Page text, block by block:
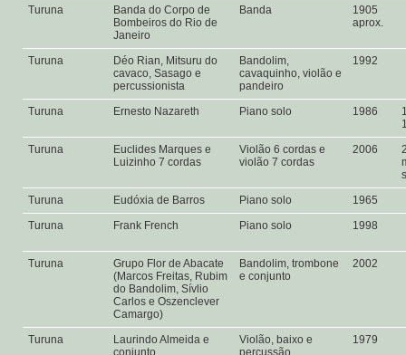
Turuna
Banda do Corpo de
Bombeiros do Rio de
Janeiro
Banda
1905
aprox.
Turuna
Déo Rian, Mitsuru do
cavaco, Sasago e
percussionista
Bandolim,
cavaquinho, violão e
pandeiro
1992
Turuna Ernesto Nazareth Piano solo 1986
Turuna
Euclides Marques e
Luizinho 7 cordas
Violão 6 cordas e
violão 7 cordas
2006
Turuna
Eudóxia de Barros Piano solo
1965
Turuna
Frank French Piano solo 1998
Turuna
Grupo Flor de Abacate
(Marcos Freitas, Rubim
do Bandolim, Sívlio
Carlos e Oszenclever
Camargo)
Bandolim, trombone
e conjunto
2002
Turuna
Laurindo Almeida e
Violão, baixo e
1979